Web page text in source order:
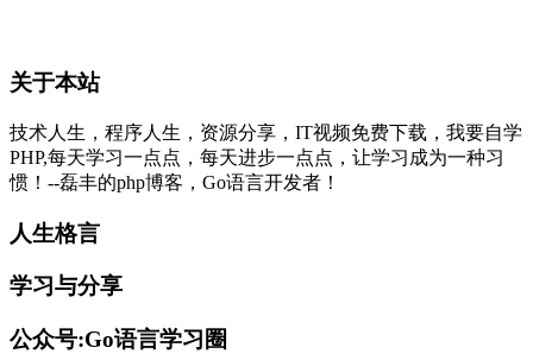
关于本站
技术人生，程序人生，资源分享，IT视频免费下载，我要自学
PHP,每天学习一点点，每天进步一点点，让学习成为一种习
惯！--磊丰的php博客，Go语言开发者！
人生格言
学习与分享
公众号:Go语言学习圈